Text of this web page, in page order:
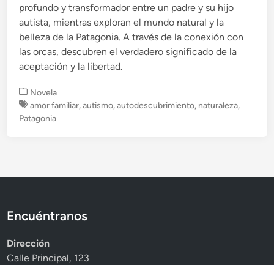
profundo y transformador entre un padre y su hijo
autista, mientras exploran el mundo natural y la
belleza de la Patagonia. A través de la conexión con
las orcas, descubren el verdadero significado de la
aceptación y la libertad.
P
u
b
n
Novela
amor familiar,autismo,autodescubrimiento, naturaleza,
Patagonia
Encuéntranos
Dirección
Calle Principal, 123